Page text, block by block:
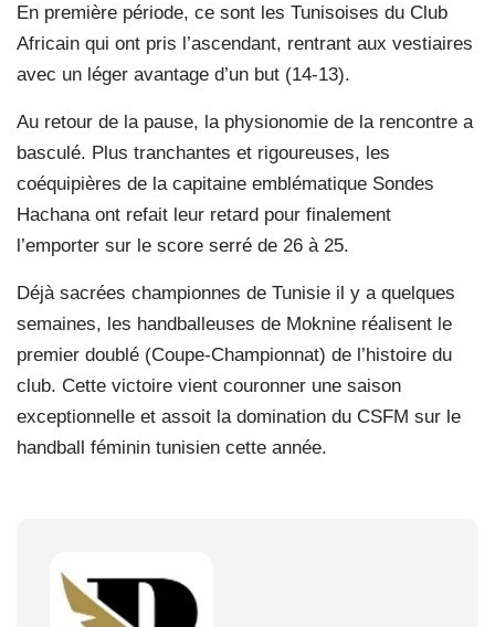
En première période, ce sont les Tunisoises du Club
Africain qui ont pris l’ascendant, rentrant aux vestiaires
avec un léger avantage d’un but (14-13).
Au retour de la pause, la physionomie de la rencontre a
basculé. Plus tranchantes et rigoureuses, les
coéquipières de la capitaine emblématique Sondes
Hachana ont refait leur retard pour finalement
l’emporter sur le score serré de 26 à 25.
Déjà sacrées championnes de Tunisie il y a quelques
semaines, les handballeuses de Moknine réalisent le
premier doublé (Coupe-Championnat) de l’histoire du
club. Cette victoire vient couronner une saison
exceptionnelle et assoit la domination du CSFM sur le
handball féminin tunisien cette année.